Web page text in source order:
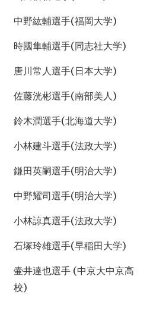
中野紘輔選手(福岡大学)
時國隼輔選手(同志社大学)
唐川常人選手(日本大学)
佐藤洸彬選手(南部美人)
鈴木潤選手(北海道大学)
小林建斗選手(法政大学)
鎌田英嗣選手(明治大学)
中野耀司選手(明治大学)
小林諒真選手(法政大学)
石塚玲雄選手(早稲田大学)
壷井達也選手 (中京大中京高
校)